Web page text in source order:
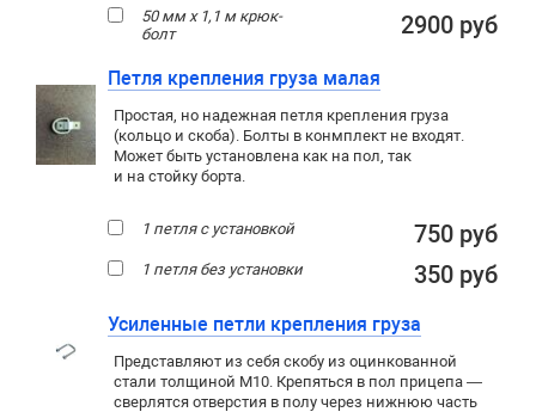
50 мм х 1,1 м крюк-
болт
2900 руб
Петля крепления груза малая
Простая, но надежная петля крепления груза
(кольцо и скоба). Болты в конмплект не входят.
Может быть установлена как на пол, так
и на стойку борта.
1 петля с установкой 750 руб
1 петля без установки 350 руб
Усиленные петли крепления груза
Представляют из себя скобу из оцинкованной
стали толщиной М10. Крепяться в пол прицепа —
сверлятся отверстия в полу через нижнюю часть